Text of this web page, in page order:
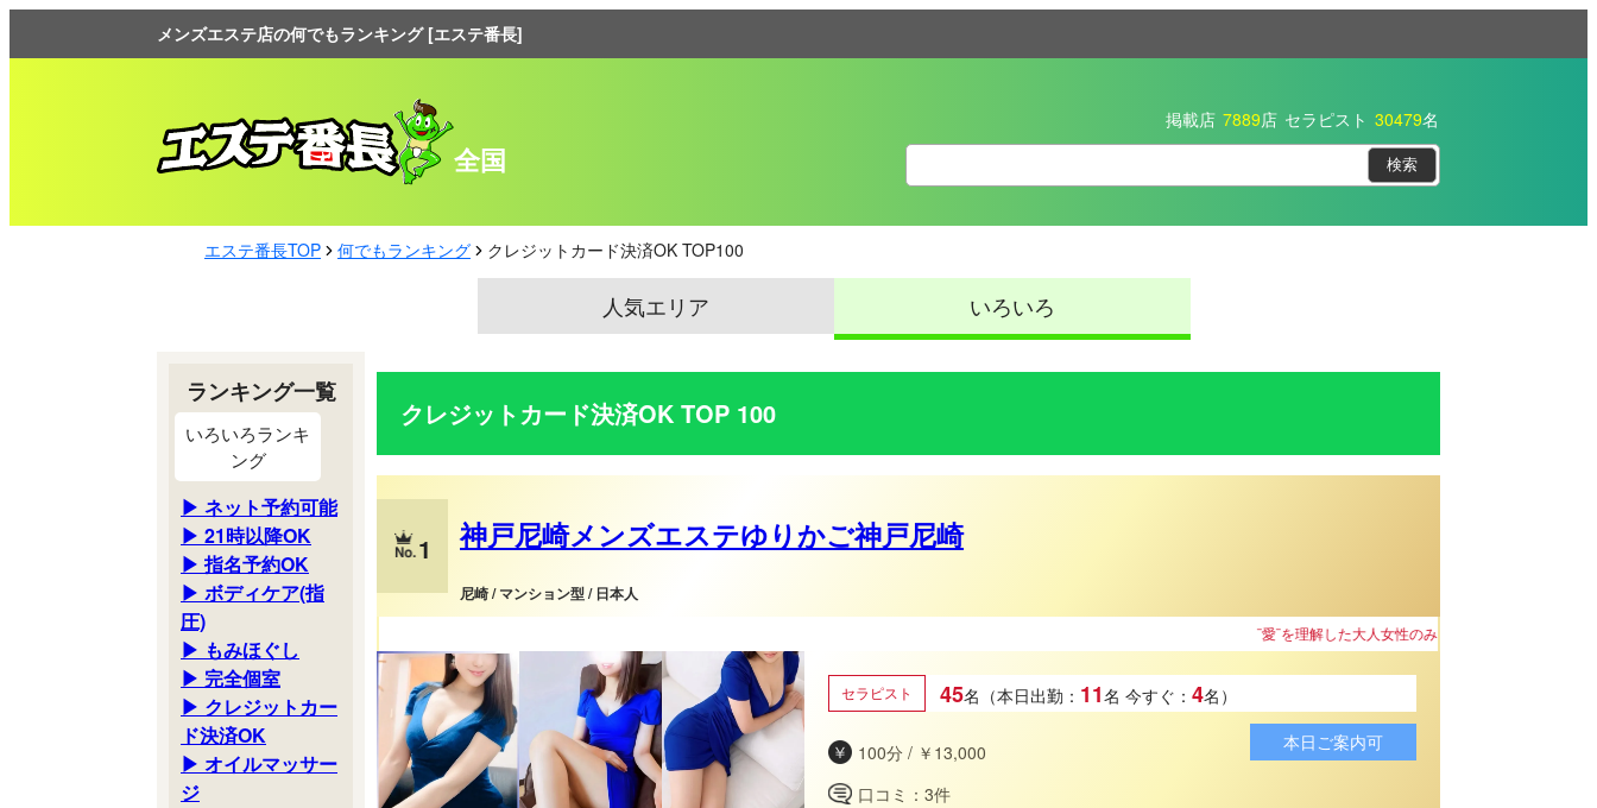
メンズエステ店の何でもランキング [エステ番長]
全国
掲載店 7889店 セラピスト 30479名
エステ番長TOP 何でもランキング クレジットカード決済OK TOP100
人気エリア いろいろ
ランキング一覧
いろいろランキ
ング
▶ ネット予約可能
▶ 21時以降OK
▶ 指名予約OK
▶ ボディケア(指
圧)
▶ もみほぐし
▶ 完全個室
▶ クレジットカー
ド決済OK
▶ オイルマッサー
ジ
クレジットカード決済OK TOP 100
1 神戸尼崎メンズエステゆりかご神戸尼崎
尼崎 / マンション型 / 日本人
¨愛¨を理解した大人女性のみを採用しています。
セラピスト 45名（本日出勤： 11名 今すぐ： 4名）
100分 / ￥13,000
口コミ：3件
本日ご案内可